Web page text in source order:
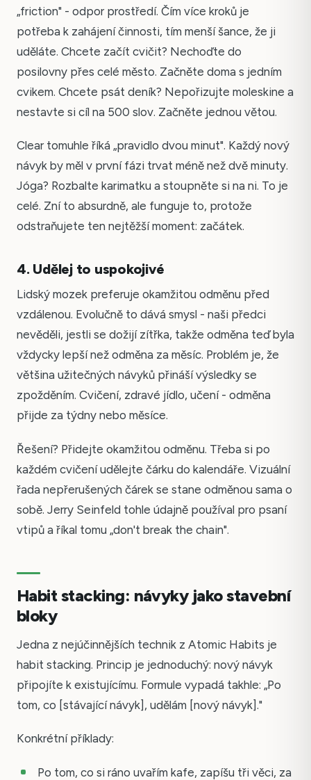
„friction" - odpor prostředí. Čím více kroků je
potřeba k zahájení činnosti, tím menší šance, že ji
uděláte. Chcete začít cvičit? Nechoďte do
posilovny přes celé město. Začněte doma s jedním
cvikem. Chcete psát deník? Nepořizujte moleskine a
nestavte si cíl na 500 slov. Začněte jednou větou.
Clear tomuhle říká „pravidlo dvou minut". Každý nový
návyk by měl v první fázi trvat méně než dvě minuty.
Jóga? Rozbalte karimatku a stoupněte si na ni. To je
celé. Zní to absurdně, ale funguje to, protože
odstraňujete ten nejtěžší moment: začátek.
4. Udělej to uspokojivé
Lidský mozek preferuje okamžitou odměnu před
vzdálenou. Evolučně to dává smysl - naši předci
nevěděli, jestli se dožijí zítřka, takže odměna teď byla
vždycky lepší než odměna za měsíc. Problém je, že
většina užitečných návyků přináší výsledky se
zpožděním. Cvičení, zdravé jídlo, učení - odměna
přijde za týdny nebo měsíce.
Řešení? Přidejte okamžitou odměnu. Třeba si po
každém cvičení udělejte čárku do kalendáře. Vizuální
řada nepřerušených čárek se stane odměnou sama o
sobě. Jerry Seinfeld tohle údajně používal pro psaní
vtipů a říkal tomu „don't break the chain".
Habit stacking: návyky jako stavební
bloky
Jedna z nejúčinnějších technik z Atomic Habits je
habit stacking. Princip je jednoduchý: nový návyk
připojíte k existujícímu. Formule vypadá takhle: „Po
tom, co [stávající návyk], udělám [nový návyk]."
Konkrétní příklady:
Po tom, co si ráno uvařím kafe, zapíšu tři věci, za